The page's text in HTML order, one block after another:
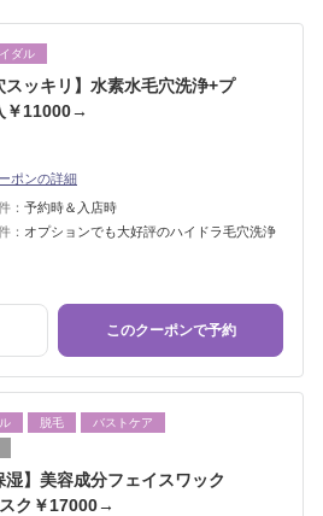
ダル
スッキリ】水素水毛穴洗浄+プ
￥11000→
ポンの詳細
： 予約時＆入店時
： オプションでも大好評のハイドラ毛穴洗浄
このクーポンで予約
脱毛
バストケア
湿】美容成分フェイスワック
ク￥17000→